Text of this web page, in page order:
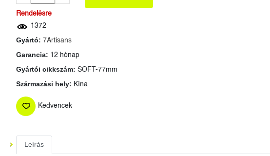
Rendelésre
1372
Gyártó: 7Artisans
Garancia: 12 hónap
Gyártói cikkszám: SOFT-77mm
Származási hely: Kína
Kedvencek
Leírás